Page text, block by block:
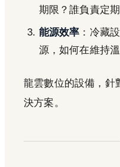
期限？誰負責定
能源效率 ：冷藏
源，如何在維持
龍雲數位的設備，針
決方案。